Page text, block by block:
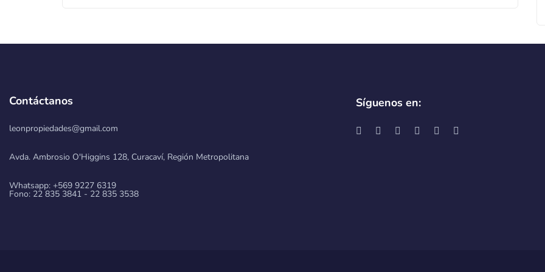
Contáctanos
leonpropiedades@gmail.com
Avda. Ambrosio O'Higgins 128, Curacaví, Región Metropolitana
Whatsapp: +569 9227 6319
Fono: 22 835 3841 - 22 835 3538
Síguenos en: